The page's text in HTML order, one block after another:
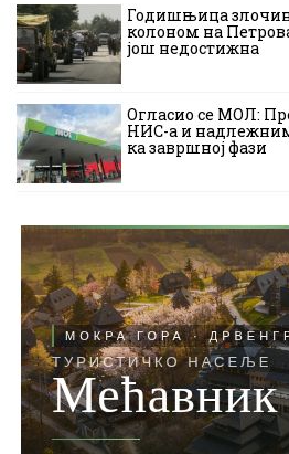
Годишњица
колоном на
још недостижна
Огласио се МОЛ:
НИС-а и
ка завршној фази